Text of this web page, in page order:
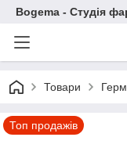
Bogema - Студія
Товари
Топ продажів